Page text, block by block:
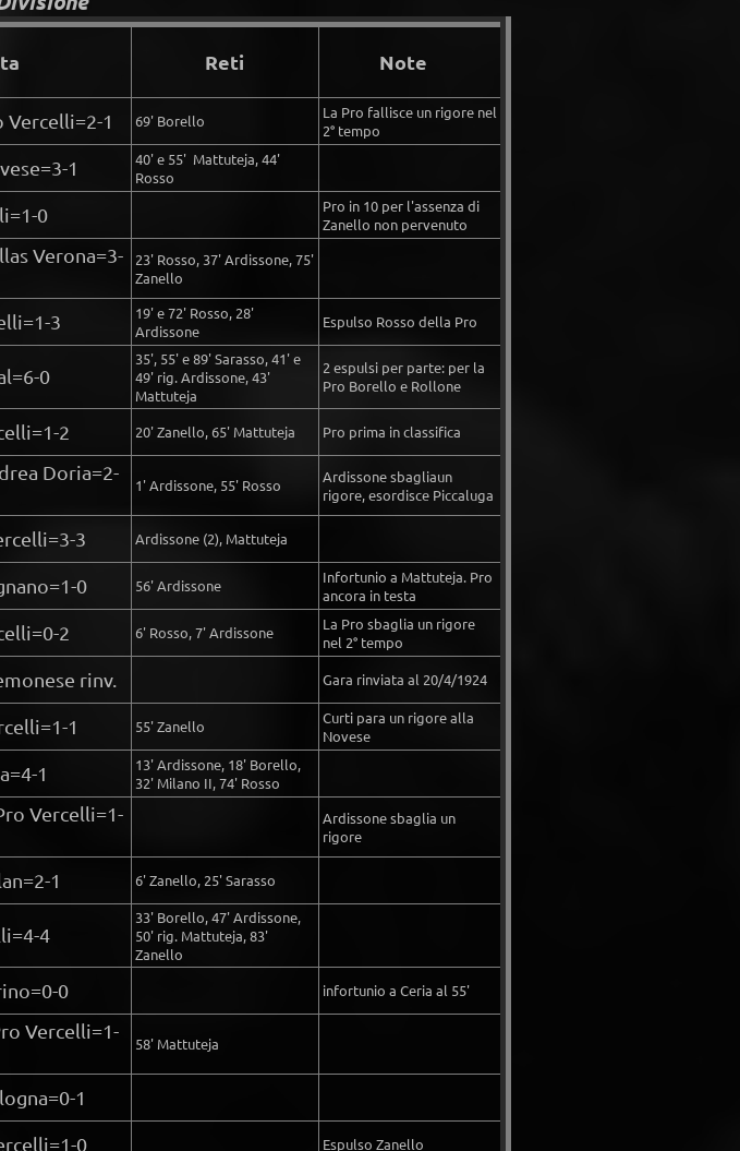
Reti Note
Vercelli=2-1 69' Borello
La Pro fallisce un rigore nel
2° tempo
1
40' e 55' Mattuteja, 44'
Rosso
0
Pro in 10 per l'assenza di
Zanello non pervenuto
Verona=3-
23' Rosso, 37' Ardissone, 75'
Zanello
3
19' e 72' Rosso, 28'
Ardissone
Espulso Rosso della Pro
0
35', 55' e 89' Sarasso, 41' e
49' rig. Ardissone, 43'
Mattuteja
2 espulsi per parte: per la
Pro Borello e Rollone
2 20' Zanello, 65' Mattuteja Pro prima in classifica
Doria=2-
1' Ardissone, 55' Rosso
Ardissone sbagliaun
rigore, esordisce Piccaluga
3 Ardissone (2), Mattuteja
0 56' Ardissone
Infortunio a Mattuteja. Pro
ancora in testa
2 6' Rosso, 7' Ardissone
La Pro sbaglia un rigore
nel 2° tempo
rinv. Gara rinviata al 20/4/1924
1 55' Zanello
Curti para un rigore alla
Novese
1
13' Ardissone, 18' Borello,
32' Milano II, 74' Rosso
Vercelli=1-
Ardissone sbaglia un
rigore
1 6' Zanello, 25' Sarasso
4
33' Borello, 47' Ardissone,
50' rig. Mattuteja, 83'
Zanello
0 infortunio a Ceria al 55'
Vercelli=1-
58' Mattuteja
1
0 Espulso Zanello